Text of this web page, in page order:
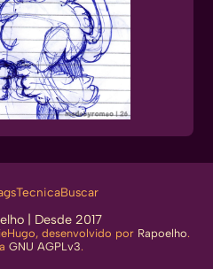
TecnicaBuscar
| Desde 2017
desenvolvido por Rapoelho.
GNU AGPLv3.